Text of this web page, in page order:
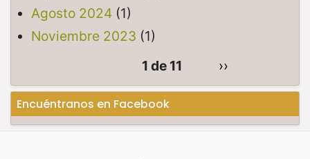
Agosto 2024(1)
Noviembre 2023 (1)
1 de 11
››
Encuéntranos en Facebook